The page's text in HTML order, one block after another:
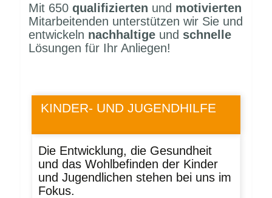
Mit 650qualifizierten und motivierten
Mitarbeitenden unterstützen wir Sie und
entwickeln nachhaltige und schnelle
Lösungen für Ihr Anliegen!
KINDER- UND JUGENDHILFE
Die Entwicklung, die Gesundheit
und das Wohlbefinden der Kinder
und Jugendlichen stehen bei uns im
Fokus.